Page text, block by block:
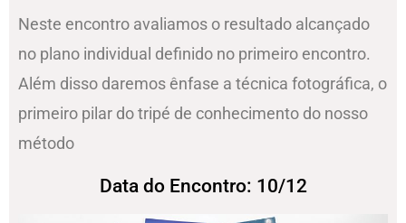
Neste encontro avaliamos o resultado alcançado
no plano individual definido no primeiro encontro.
Além disso daremos ênfase a técnica fotográfica, o
primeiro pilar do tripé de conhecimento do nosso
método
Data do Encontro: 10/12